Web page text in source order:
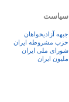
سیاست
جبهه آزادیخواهان
حزب مشروطه ایران
شورای ملی ایران
ملیون ایران